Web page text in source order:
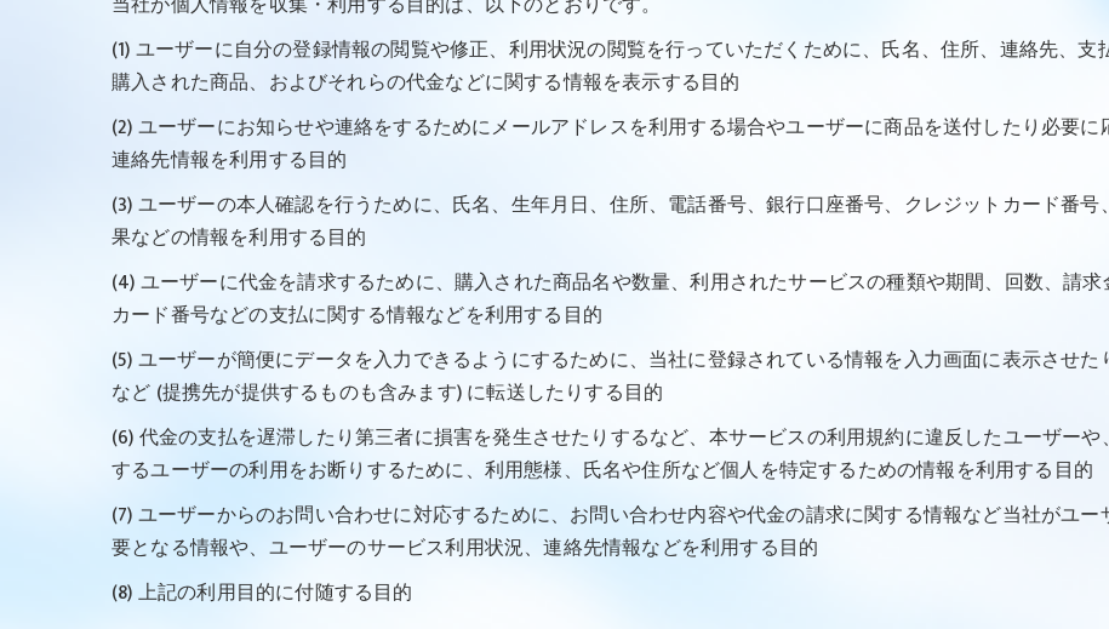
(1) ユーザーに自分の登録情報の閲覧や修正、利用状況の閲覧を行っていただくために、氏名、住所、連絡先、
購入された商品、およびそれらの代金などに関する情報を表示する目的
(2) ユーザーにお知らせや連絡をするためにメールアドレスを利用する場合やユーザーに商品を送付したり必要
連絡先情報を利用する目的
(3) ユーザーの本人確認を行うために、氏名、生年月日、住所、電話番号、銀行口座番号、クレジットカード番
果などの情報を利用する目的
(4) ユーザーに代金を請求するために、購入された商品名や数量、利用されたサービスの種類や期間、回数、請
カード番号などの支払に関する情報などを利用する目的
(5) ユーザーが簡便にデータを入力できるようにするために、当社に登録されている情報を入力画面に表示させ
など (提携先が提供するものも含みます) に転送したりする目的
(6) 代金の支払を遅滞したり第三者に損害を発生させたりするなど、本サービスの利用規約に違反したユーザー
するユーザーの利用をお断りするために、利用態様、氏名や住所など個人を特定するための情報を利用する目的
(7) ユーザーからのお問い合わせに対応するために、お問い合わせ内容や代金の請求に関する情報など当社がユ
要となる情報や、ユーザーのサービス利用状況、連絡先情報などを利用する目的
(8) 上記の利用目的に付随する目的